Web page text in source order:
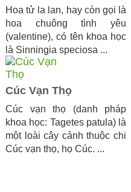
Hoa tử la lan, hay còn gọi là
hoa chuông tình yêu
(valentine), có tên khoa học
là Sinningia speciosa ...
Cúc Vạn Thọ
Cúc vạn thọ (danh pháp
khoa học: Tagetes patula) là
một loài cây cảnh thuộc chi
Cúc vạn thọ, họ Cúc. ...